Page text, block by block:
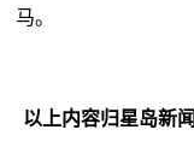
马。
以上内容归星岛新